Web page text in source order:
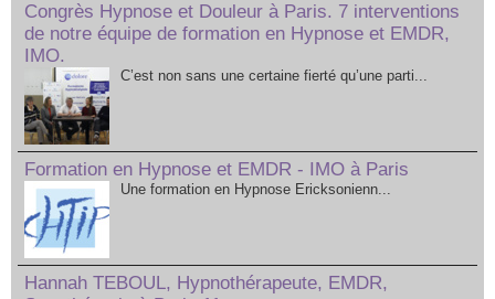
Congrès Hypnose et Douleur à Paris. 7 interventions
de notre équipe de formation en Hypnose et EMDR,
IMO.
C’est non sans une certaine fierté qu’une parti...
Formation en Hypnose et EMDR - IMO à Paris
Une formation en Hypnose Ericksonienn...
Hannah TEBOUL, Hypnothérapeute, EMDR,